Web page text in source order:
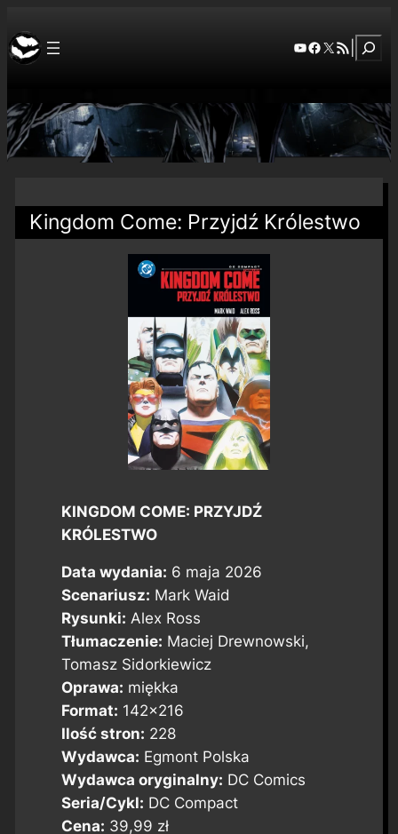
YouTube
Facebook
X RSS Feed
Kingdom Come: Przyjdź Królestwo
KINGDOM COME: PRZYJDŹ
KRÓLESTWO
Data wydania: 6 maja 2026
Scenariusz: Mark Waid
Rysunki: Alex Ross
Tłumaczenie: Maciej Drewnowski,
Tomasz Sidorkiewicz
Oprawa: miękka
Format: 142×216
Ilość stron: 228
Wydawca: Egmont Polska
Wydawca oryginalny: DC Comics
Seria/Cykl: DC Compact
Cena: 39,99 zł